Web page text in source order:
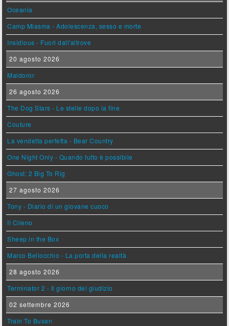
Oceania
Camp Miasma - Adolescenza, sesso e morte
Insidious - Fuori dall'altrove
20 agosto 2026
Maldoror
26 agosto 2026
The Dog Stars - Le stelle dopo la fine
Couture
La vendetta perfetta - Bear Country
One Night Only - Quando tutto è possibile
Ghost: 2 Big To Rig
27 agosto 2026
Tony - Diario di un giovane cuoco
Il Cileno
Sheep in the Box
Marco Bellocchio - La porta della realtà
28 agosto 2026
Terminator 2 - Il giorno del giudizio
02 settembre 2026
Train To Busan